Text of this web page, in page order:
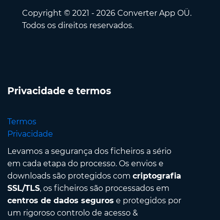
Copyright © 2021 - 2026 Converter App OÜ.
Todos os direitos reservados.
Privacidade e termos
Termos
Privacidade
Levamos a segurança dos ficheiros a sério
em cada etapa do processo. Os envios e
downloads são protegidos com criptografia
SSL/TLS, os ficheiros são processados em
centros de dados seguros e protegidos por
um rigoroso controlo de acesso &